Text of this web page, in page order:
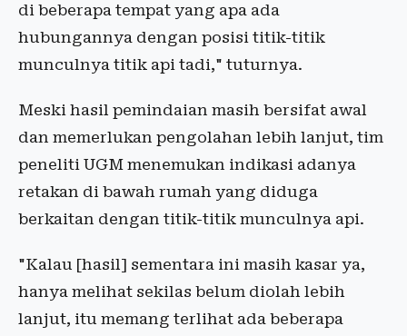
di beberapa tempat yang apa ada
hubungannya dengan posisi titik-titik
munculnya titik api tadi," tuturnya.
Meski hasil pemindaian masih bersifat awal
dan memerlukan pengolahan lebih lanjut, tim
peneliti UGM menemukan indikasi adanya
retakan di bawah rumah yang diduga
berkaitan dengan titik-titik munculnya api.
"Kalau [hasil] sementara ini masih kasar ya,
hanya melihat sekilas belum diolah lebih
lanjut, itu memang terlihat ada beberapa